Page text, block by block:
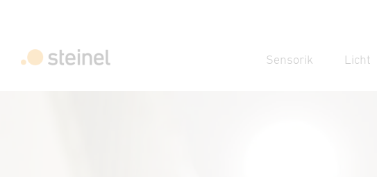
Sensorik Licht